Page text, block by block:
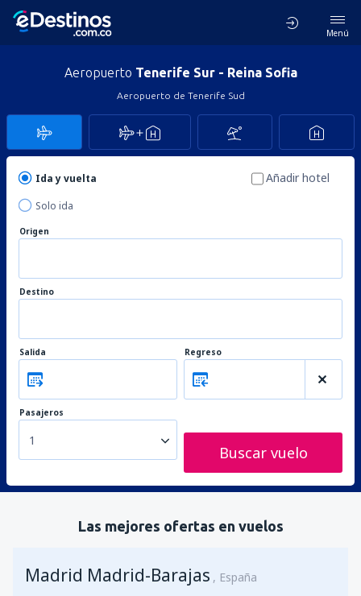
Menú
Aeropuerto Tenerife Sur - Reina Sofia
Aeropuerto de Tenerife Sud
Ida y vuelta
Solo ida
Añadir hotel
Origen
Destino
Salida Regreso
Pasajeros
1
Buscar vuelo
Las mejores ofertas en vuelos
Madrid Madrid-Barajas España